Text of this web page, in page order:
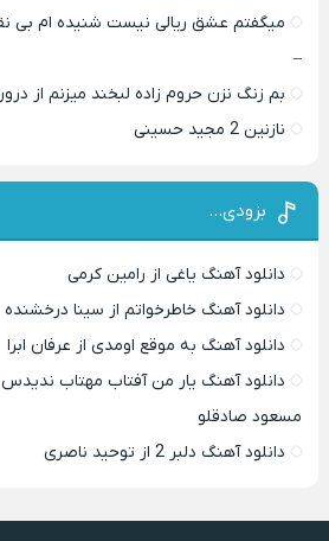
میگفتم عشق ریالی نیست شنیده ام بی
–
بم زنگ نزن حروم زاده لبخند میزنم از
نازنین 2 مجید حسینی
بزودی…
دانلود آهنگ یاغی از رامین کرمی
دانلود آهنگ خاطرخواتم از سینا درخشنده
دانلود آهنگ به موقع اومدی از عرفان ابرا
دانلود آهنگ یار من آفتاب مهتاب
مسعود صادقلو
دانلود آهنگ دلبر 2 از توحید ناصری